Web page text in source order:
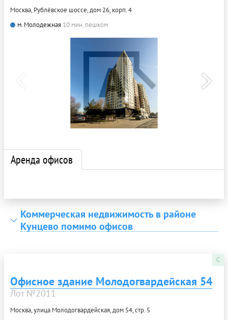
Москва, Рублёвское шоссе, дом 26, корп. 4
м. Молодежная 10 мин. пешком
Аренда офисов
Коммерческая недвижимость в районе
Кунцево помимо офисов
C
Офисное здание Молодогвардейская 54
Лот №2011
Москва, улица Молодогвардейская, дом 54, стр. 5